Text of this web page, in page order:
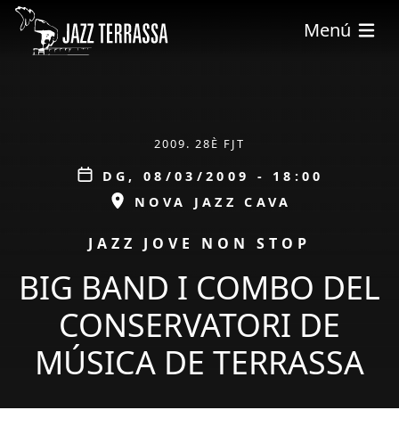
Vés al contingut
Menú
2009. 28È FJT
Data
DG, 08/03/2009 - 18:00
ESPAI
NOVA JAZZ CAVA
PROMOCIÓJAZZ JOVE NON STOP
BIG BAND I COMBO DEL
CONSERVATORI DE
MÚSICA DE TERRASSA